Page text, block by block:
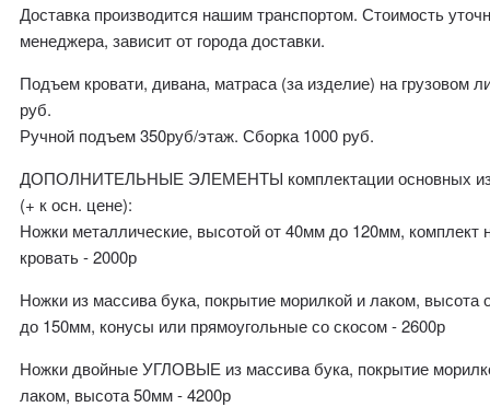
Доставка производится нашим транспортом. Стоимость
менеджера, зависит от города доставки.
Подъем кровати, дивана, матраса (за изделие) на грузовом
руб.
Ручной подъем 350руб/этаж. Сборка 1000 руб.
ДОПОЛНИТЕЛЬНЫЕ ЭЛЕМЕНТЫ комплектации основных
(+ к осн. цене):
Ножки металлические, высотой от 40мм до 120мм, комплект
кровать - 2000р
Ножки из массива бука, покрытие морилкой и лаком, высота
до 150мм, конусы или прямоугольные со скосом - 2600р
Ножки двойные УГЛОВЫЕ из массива бука, покрытие
лаком, высота 50мм - 4200р